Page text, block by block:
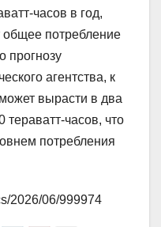
часов в год,
потребление
прогнозу
агентства, к
вырасти в два
тераватт-часов, что
потребления
2026/06/999974